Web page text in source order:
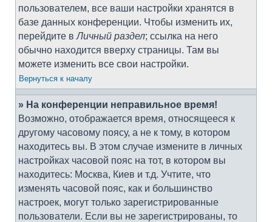
пользователем, все ваши настройки хранятся в
базе данных конференции. Чтобы изменить их,
перейдите вЛичный раздел; ссылка на него
обычно находится вверху страницы. Там вы
можете изменить все свои настройки.
Вернуться к началу
» На конференции неправильное время!
Возможно, отображается время, относящееся к
другому часовому поясу, а не к тому, в котором
находитесь вы. В этом случае измените в личных
настройках часовой пояс на тот, в котором вы
находитесь: Москва, Киев и т.д. Учтите, что
изменять часовой пояс, как и большинство
настроек, могут только зарегистрированные
пользователи. Если вы не зарегистрированы, то